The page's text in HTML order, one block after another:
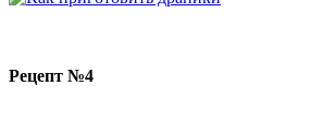
Рецепт №4